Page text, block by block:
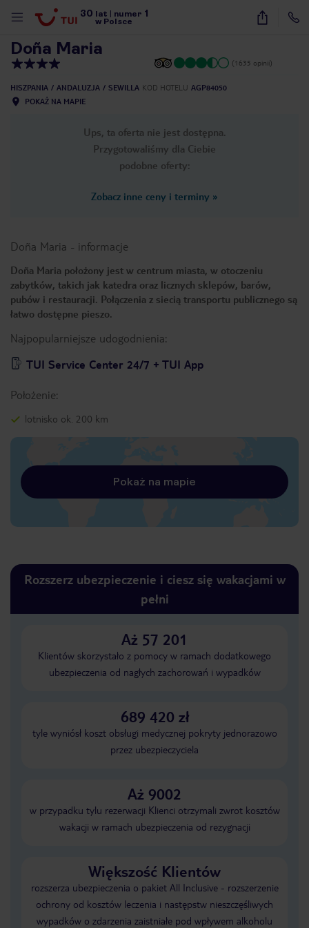
30 lat numer 1
w Polsce
20
Doña Maria
(1635 opinii)
HISZPANIA ANDALUZJA SEWILLA KOD HOTELU AGP84050
POKAŻ NA MAPIE
Ups, ta oferta nie jest dostępna.
Przygotowaliśmy dla Ciebie
podobne oferty:
Zobacz inne ceny i terminy »
Doña Maria - informacje
Doña Maria położony jest w centrum miasta, w otoczeniu
zabytków, takich jak katedra oraz licznych sklepów, barów,
pubów i restauracji. Połączenia z siecią transportu publicznego są
łatwo dostępne pieszo.
Najpopularniejsze udogodnienia:
TUI Service Center 24/7 + TUI App
Położenie:
lotnisko ok. 200 km
Pokaż na mapie
Rozszerz ubezpieczenie i ciesz się wakacjami w
pełni
Aż 57 201
Klientów skorzystało z pomocy w ramach dodatkowego
ubezpieczenia od nagłych zachorowań i wypadków
689 420 zł
tyle wyniósł koszt obsługi medycznej pokryty jednorazowo
przez ubezpieczyciela
Aż 9002
w przypadku tylu rezerwacji Klienci otrzymali zwrot kosztów
wakacji w ramach ubezpieczenia od rezygnacji
Większość Klientów
rozszerza ubezpieczenia o pakiet All Inclusive - rozszerzenie
ochrony od kosztów leczenia i następstw nieszczęśliwych
wypadków o zdarzenia zaistniałe pod wpływem alkoholu